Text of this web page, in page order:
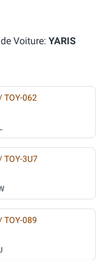
Voiture: YARIS
TOY-062
TOY-3U7
TOY-089